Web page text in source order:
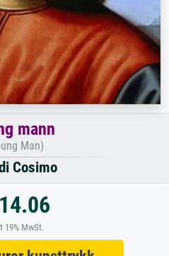
mann
Man)
Cosimo
19% MwSt.